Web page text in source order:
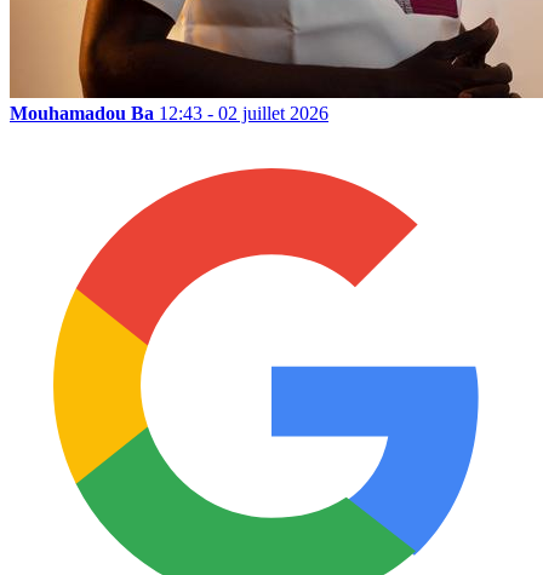
Mouhamadou Ba 12:43 - 02 juillet 2026